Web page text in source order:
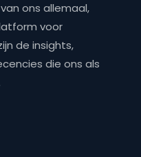
ons allemaal,
voor
de insights,
die ons als